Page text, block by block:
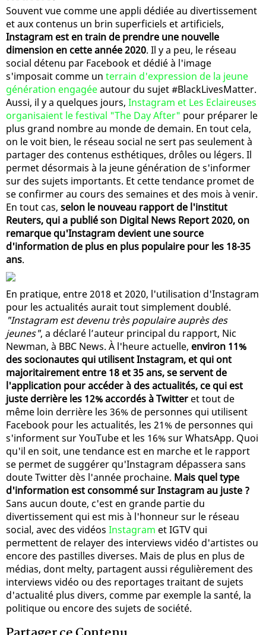
Souvent vue comme une appli dédiée au divertissement
et aux contenus un brin superficiels et artificiels,
Instagram est en train de prendre une nouvelle
dimension en cette année 2020. Il y a peu, le réseau
social détenu par Facebook et dédié à l'image
s'imposait comme un terrain d'expression de la jeune
génération engagéeautour du sujet #BlackLivesMatter.
Aussi, il y a quelques jours, Instagram et Les Eclaireuses
organisaient le festival "The Day After" pour préparer le
plus grand nombre au monde de demain. En tout cela,
on le voit bien, le réseau social ne sert pas seulement à
partager des contenus esthétiques, drôles ou légers. Il
permet désormais à la jeune génération de s'informer
sur des sujets importants. Et cette tendance promet de
se confirmer au cours des semaines et des mois à venir.
En tout cas, selon le nouveau rapport de l'institut
Reuters, qui a publié son Digital News Report 2020, on
remarque qu'Instagram devient une source
d'information de plus en plus populaire pour les 18-35
ans.
En pratique, entre 2018 et 2020, l'utilisation d'Instagram
pour les actualités aurait tout simplement doublé.
"Instagram est devenu très populaire auprès des
jeunes", a déclaré l’auteur principal du rapport, Nic
Newman, à BBC News. À l'heure actuelle, environ 11%
des socionautes qui utilisent Instagram, et qui ont
majoritairement entre 18 et 35 ans, se servent de
l'application pour accéder à des actualités, ce qui est
juste derrière les 12% accordés à Twitter et tout de
même loin derrière les 36% de personnes qui utilisent
Facebook pour les actualités, les 21% de personnes qui
s'informent sur YouTube et les 16% sur WhatsApp. Quoi
qu'il en soit, une tendance est en marche et le rapport
se permet de suggérer qu'Instagram dépassera sans
doute Twitter dès l'année prochaine. Mais quel type
d'information est consommé sur Instagram au juste ?
Sans aucun doute, c'est en grande partie du
divertissement qui est mis à l'honneur sur le réseau
social, avec des vidéos Instagram et IGTV qui
permettent de relayer des interviews vidéo d'artistes ou
encore des pastilles diverses. Mais de plus en plus de
médias, dont melty, partagent aussi régulièrement des
interviews vidéo ou des reportages traitant de sujets
d'actualité plus divers, comme par exemple la santé, la
politique ou encore des sujets de société.